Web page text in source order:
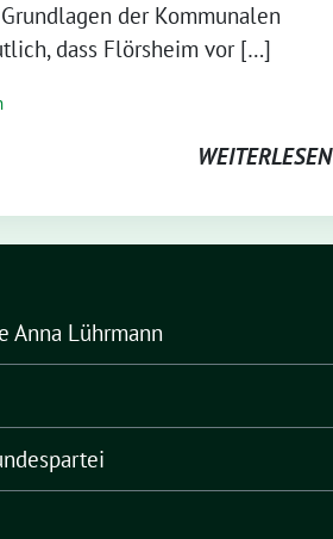
der Kommunalen
dass Flörsheim vor […]
WEITERLESEN
Anna Lührmann